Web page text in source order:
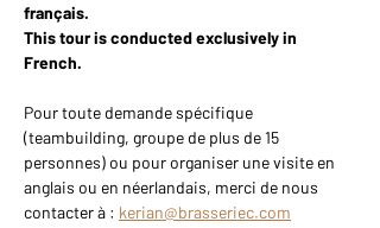
français.
This tour is conducted exclusively in
French.
Pour toute demande spécifique
(teambuilding, groupe de plus de 15
personnes) ou pour organiser une visite en
anglais ou en néerlandais, merci de nous
contacter à : kerian@brasseriec.com